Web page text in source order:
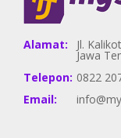
Alamat: Jl.
Jawa
Telepon: 0822
Email: